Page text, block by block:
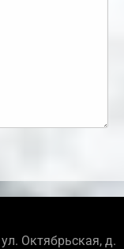
Октябрьская, д.